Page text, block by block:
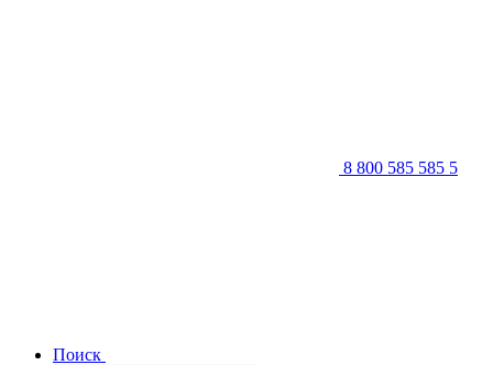
8 800 585 585 5
Поиск